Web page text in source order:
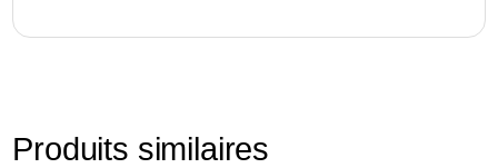
Produits similaires